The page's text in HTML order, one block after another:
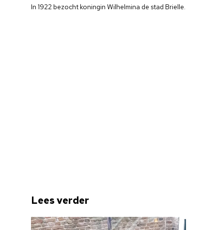
In 1922 bezocht koningin Wilhelmina de stad Brielle.
Lees verder